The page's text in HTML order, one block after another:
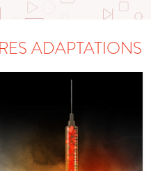
ADAPTATIONS